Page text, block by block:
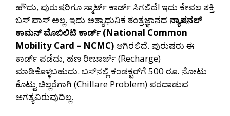
ಹೌದು, ಪುರುಷರಿಗೂ ಸ್ಮಾರ್ಟ್ ಕಾರ್ಡ್ ಸಿಗಲಿದೆ! ಇದು ಕೇವಲ ಶಕ್ತಿ
ಬಸ್ ಪಾಸ್ ಅಲ್ಲ. ಇದು ಅತ್ಯಾಧುನಿಕ ತಂತ್ರಜ್ಞಾನದ ನ್ಯಾಷನಲ್
ಕಾಮನ್ ಮೊಬಿಲಿಟಿ ಕಾರ್ಡ್ (National Common
Mobility Card – NCMC) ಆಗಿರಲಿದೆ. ಪುರುಷರು ಈ
ಕಾರ್ಡ್ ಪಡೆದು, ಹಣ ರೀಚಾರ್ಜ್ (Recharge)
ಮಾಡಿಕೊಳ್ಳಬಹುದು. ಬಸ್‌ನಲ್ಲಿ ಕಂಡಕ್ಟರ್‌ಗೆ 500 ರೂ. ನೋಟು
ಕೊಟ್ಟು ಚಿಲ್ಲರೆಗಾಗಿ (Chillare Problem) ಪರದಾಡುವ
ಅಗತ್ಯವಿರುವುದಿಲ್ಲ.